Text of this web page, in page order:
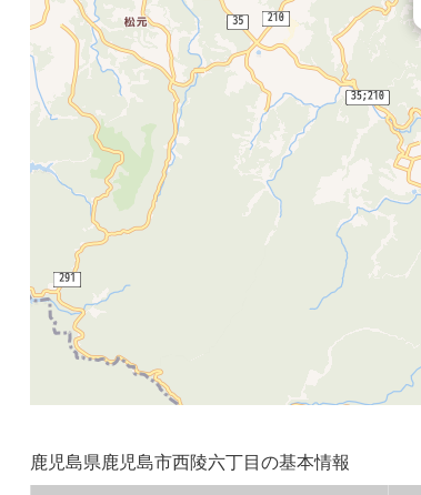
鹿児島県鹿児島市西陵六丁目の基本情報